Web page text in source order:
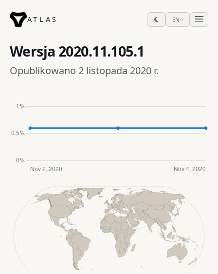
ATLAS EN
Wersja 2020.11.105.1
Opublikowano 2 listopada 2020 r.